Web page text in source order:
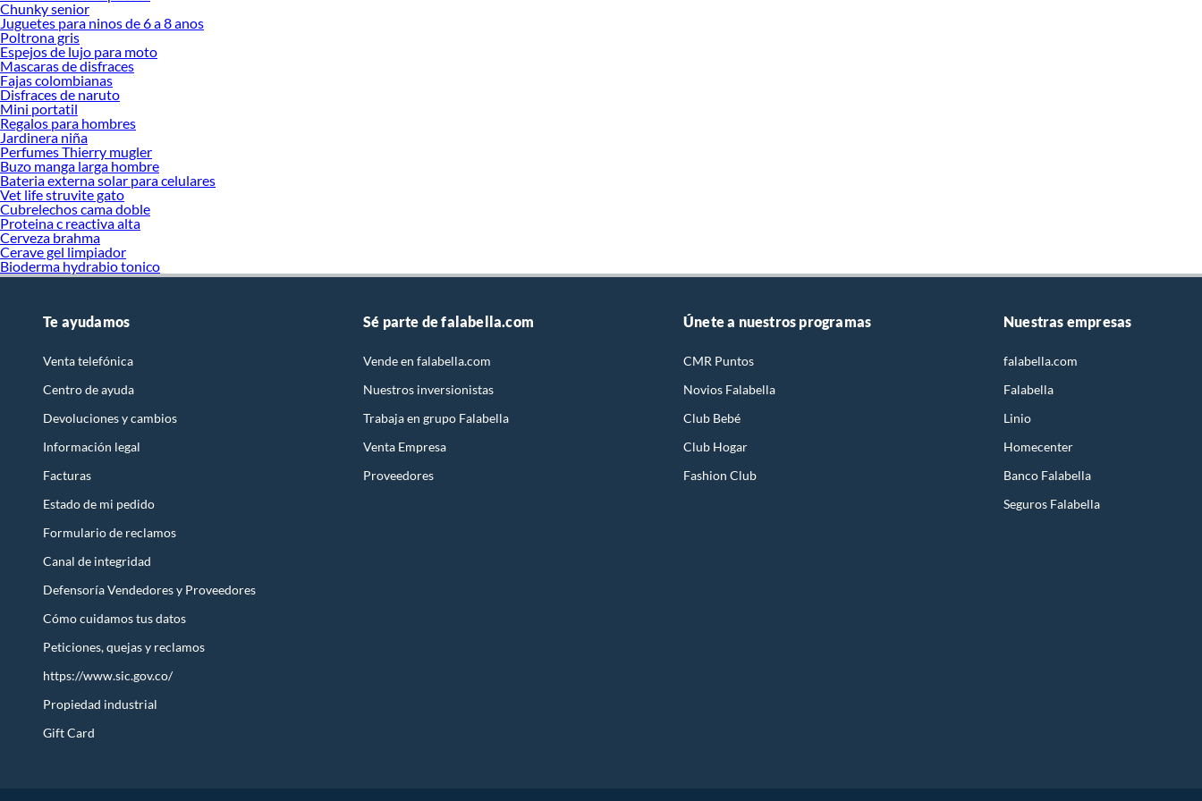
Chunky senior
Juguetes para ninos de 6 a 8 anos
Poltrona gris
Espejos de lujo para moto
Mascaras de disfraces
Fajas colombianas
Disfraces de naruto
Mini portatil
Regalos para hombres
Jardinera niña
Perfumes Thierry mugler
Buzo manga larga hombre
Bateria externa solar para celulares
Vet life struvite gato
Cubrelechos cama doble
Proteina c reactiva alta
Cerveza brahma
Cerave gel limpiador
Bioderma hydrabio tonico
Te ayudamos
Venta telefónica
Centro de ayuda
Devoluciones y cambios
Información legal
Facturas
Estado de mi pedido
Formulario de reclamos
Canal de integridad
Defensoría Vendedores y Proveedores
Cómo cuidamos tus datos
Peticiones, quejas y reclamos
https://www.sic.gov.co/
Propiedad industrial
Gift Card
Sé parte de falabella.com
Vende en falabella.com
Nuestros inversionistas
Trabaja en grupo Falabella
Venta Empresa
Proveedores
Únete a nuestros programas
CMR Puntos
Novios Falabella
Club Bebé
Club Hogar
Fashion Club
Nuestras empresas
falabella.com
Falabella
Linio
Homecenter
Banco Falabella
Seguros Falabella